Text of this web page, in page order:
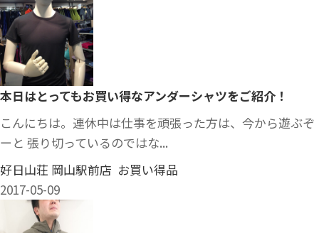
本日はとってもお買い得なアンダーシャツをご紹介！
こんにちは。連休中は仕事を頑張った方は、今から遊ぶぞ
ーと 張り切っているのではな...
好日山荘 岡山駅前店 お買い得品
2017-05-09